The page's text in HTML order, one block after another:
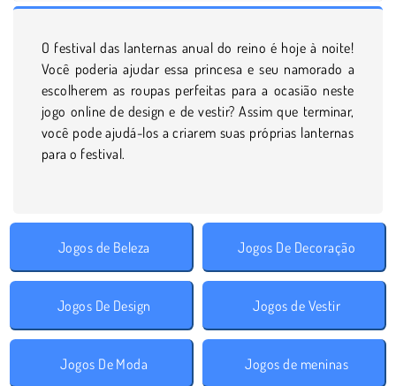
O festival das lanternas anual do reino é hoje à noite!
Você poderia ajudar essa princesa e seu namorado a
escolherem as roupas perfeitas para a ocasião neste
jogo online de design e de vestir? Assim que terminar,
você pode ajudá-los a criarem suas próprias lanternas
para o festival.
Jogos de Beleza Jogos De Decoração
Jogos De Design Jogos de Vestir
Jogos De Moda Jogos de meninas